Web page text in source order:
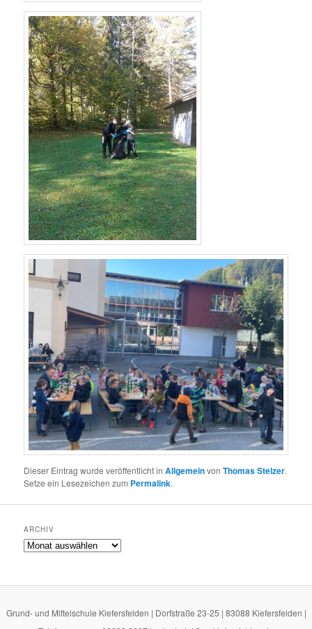
Dieser Eintrag wurde veröffentlicht inAllgemeinvonThomas Stelzer.
Setze ein Lesezeichen zum Permalink.
ARCHIV
Archiv
Grund- und Mittelschule Kiefersfelden | Dorfstraße 23-25 | 83088 Kiefersfelden |